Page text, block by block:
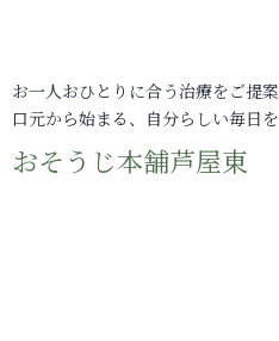
お一人おひとりに合う治療をご提案
口元から始まる、自分らしい毎日を
おそうじ本舗芦屋東